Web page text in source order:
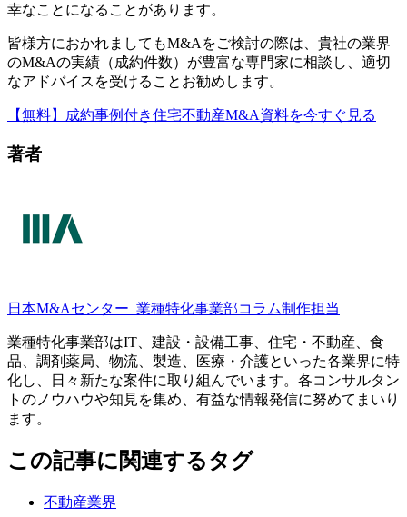
幸なことになることがあります。
皆様方におかれましてもM&Aをご検討の際は、貴社の業界
のM&Aの実績（成約件数）が豊富な専門家に相談し、適切
なアドバイスを受けることお勧めします。
【無料】成約事例付き住宅不動産M&A資料を今すぐ見る
著者
日本M&Aセンター 業種特化事業部コラム制作担当
業種特化事業部はIT、建設・設備工事、住宅・不動産、食
品、調剤薬局、物流、製造、医療・介護といった各業界に特
化し、日々新たな案件に取り組んでいます。各コンサルタン
トのノウハウや知見を集め、有益な情報発信に努めてまいり
ます。
この記事に関連するタグ
不動産業界